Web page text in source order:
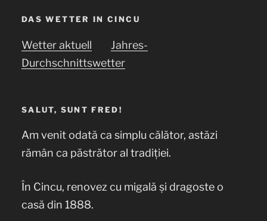
DAS WETTER IN CINCU
Wetter aktuell
Jahres-
Durchschnittswetter
SALUT, SUNT FRED!
Am venit odată ca simplu călător, astăzi
rămân ca păstrător al tradiției.
În Cincu, renovez cu migală și dragoste o
casă din 1888.